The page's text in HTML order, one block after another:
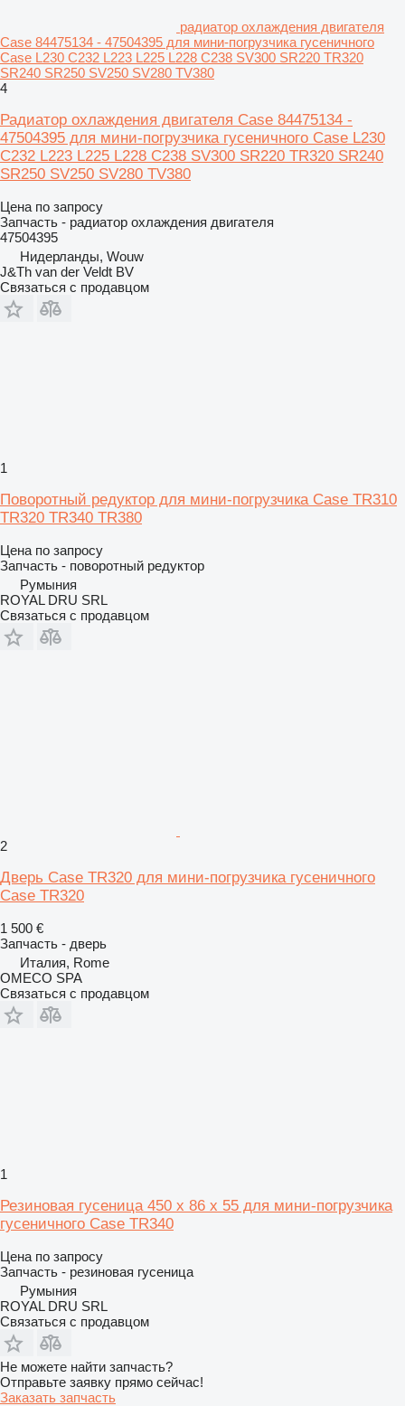
радиатор охлаждения двигателя
Case 84475134 - 47504395 для мини-погрузчика гусеничного
Case L230 C232 L223 L225 L228 C238 SV300 SR220 TR320
SR240 SR250 SV250 SV280 TV380
4
Радиатор охлаждения двигателя Case 84475134 -
47504395 для мини-погрузчика гусеничного Case L230
C232 L223 L225 L228 C238 SV300 SR220 TR320 SR240
SR250 SV250 SV280 TV380
Цена по запросу
Запчасть - радиатор охлаждения двигателя
47504395
Нидерланды, Wouw
J&Th van der Veldt BV
Связаться с продавцом
1
Поворотный редуктор для мини-погрузчика Case TR310
TR320 TR340 TR380
Цена по запросу
Запчасть - поворотный редуктор
Румыния
ROYAL DRU SRL
Связаться с продавцом
2
Дверь Case TR320 для мини-погрузчика гусеничного
Case TR320
1 500 €
Запчасть - дверь
Италия, Rome
OMECO SPA
Связаться с продавцом
1
Резиновая гусеница 450 x 86 x 55 для мини-погрузчика
гусеничного Case TR340
Цена по запросу
Запчасть - резиновая гусеница
Румыния
ROYAL DRU SRL
Связаться с продавцом
Не можете найти запчасть?
Отправьте заявку прямо сейчас!
Заказать запчасть